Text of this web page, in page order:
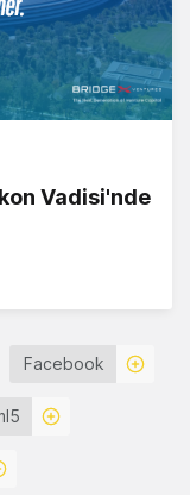
Vadisi'nde
Facebook